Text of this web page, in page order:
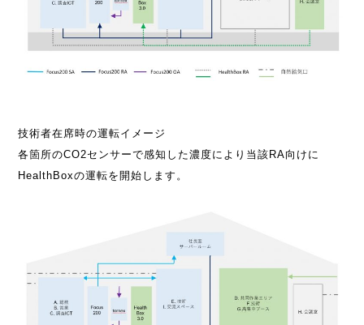
技術者在席時の運転イメージ
各箇所のCO2センサーで感知した濃度により当該RA向けに
HealthBoxの運転を開始します。